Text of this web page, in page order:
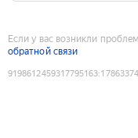
Если у вас возникли
обратной связи
9198612459317795163: